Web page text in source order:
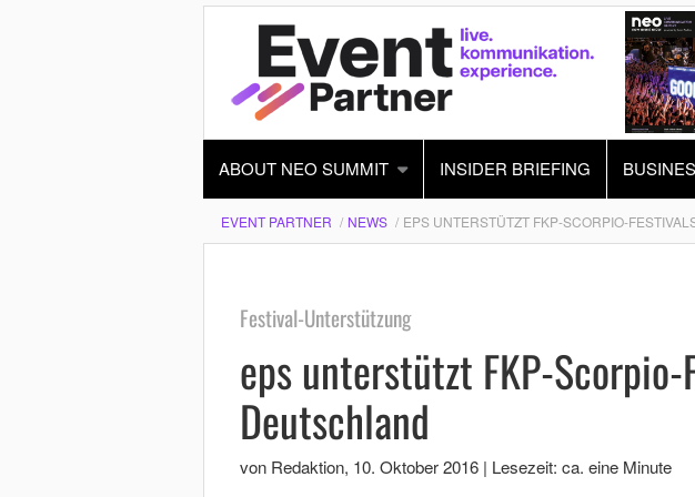
ABOUT NEO SUMMIT INSIDER BRIEFING
EVENT PARTNER NEWS EPS UNTERSTÜTZT FKP-SCORPIO-
Festival-Unterstützung
eps unterstützt FKP-
Deutschland
von Redaktion, 10. Oktober 2016 | Lesezeit: ca. eine Minute